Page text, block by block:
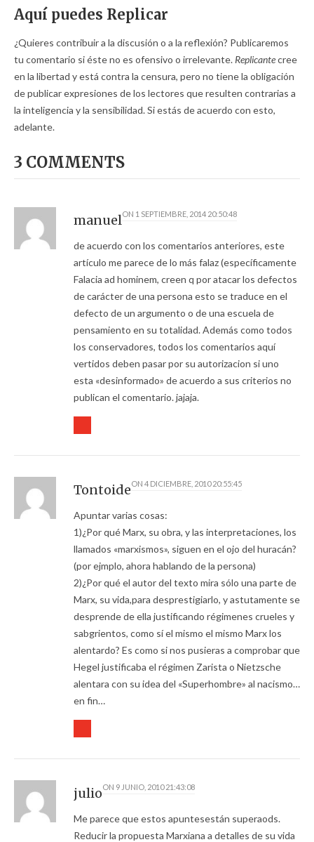
Aquí puedes Replicar
¿Quieres contribuir a la discusión o a la reflexión? Publicaremos
tu comentario si éste no es ofensivo o irrelevante. Replicantecree
en la libertad y está contra la censura, pero no tiene la obligación
de publicar expresiones de los lectores que resulten contrarias a
la inteligencia y la sensibilidad. Si estás de acuerdo con esto,
adelante.
3 COMMENTS
manuelON 1 SEPTIEMBRE, 2014 20:50:48
de acuerdo con los comentarios anteriores, este
artículo me parece de lo más falaz (específicamente
Falacia ad hominem, creen q por atacar los defectos
de carácter de una persona esto se traduce en el
defecto de un argumento o de una escuela de
pensamiento en su totalidad. Además como todos
los conservadores, todos los comentarios aquí
vertidos deben pasar por su autorizacion si uno
esta «desinformado» de acuerdo a sus criterios no
publican el comentario. jajaja.
TontoideON 4 DICIEMBRE, 2010 20:55:45
Apuntar varias cosas:
1)¿Por qué Marx, su obra, y las interpretaciones, los
llamados «marxismos», siguen en el ojo del huracán?
(por ejmplo, ahora hablando de la persona)
2)¿Por qué el autor del texto mira sólo una parte de
Marx, su vida,para desprestigiarlo, y astutamente se
desprende de ella justificando régimenes crueles y
sabgrientos, como sí el mismo el mismo Marx los
alentardo? Es como si nos pusieras a comprobar que
Hegel justificaba el régimen Zarista o Nietzsche
alentara con su idea del «Superhombre» al nacismo…
en fin…
julioON 9 JUNIO, 2010 21:43:08
Me parece que estos apuntesestán superaods.
Reducir la propuesta Marxiana a detalles de su vida